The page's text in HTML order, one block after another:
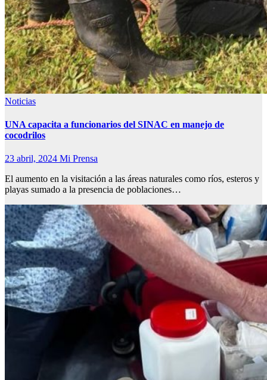
Noticias
UNA capacita a funcionarios del SINAC en manejo de
cocodrilos
23 abril, 2024 Mi Prensa
El aumento en la visitación a las áreas naturales como ríos, esteros y
playas sumado a la presencia de poblaciones…